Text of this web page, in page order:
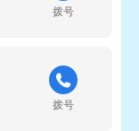
拨号
拨号